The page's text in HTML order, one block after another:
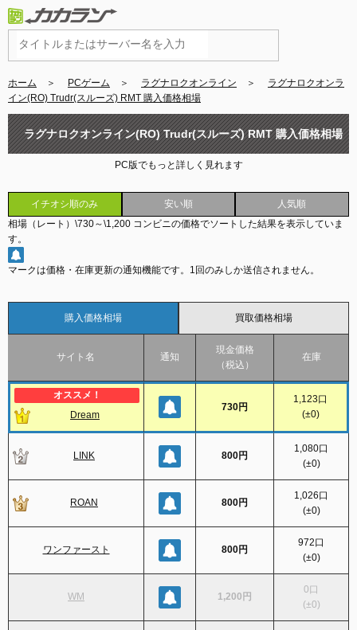
ホーム ＞ PCゲーム ＞ ラグナロクオンライン ＞ ラグナロクオンラ
イン(RO) Trudr(スルーズ) RMT 購入価格相場
ラグナロクオンライン(RO) Trudr(スルーズ) RMT 購入価格相場
PC版でもっと詳しく見れます
イチオシ順のみ 安い順
人気順
相場（レート） \730～\1,200 コンビニの価格でソートした結果を表示していま
す。
マークは価格・在庫更新の通知機能です。 1回のみしか送信されません。
購入価格相場 買取価格相場
サイト名 通知
現金価格
（税込）
在庫
Dream
730円
1,123口
(±0)
LINK 800円
1,080口
(±0)
ROAN 800円
1,026口
(±0)
ワンファースト 800円
972口
(±0)
WM 1,200円
0 口
(±0)